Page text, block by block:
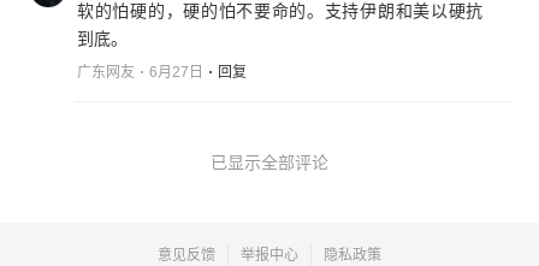
软的怕硬的，硬的怕不要命的。支持伊朗和美以硬抗
到底。
广东网友 6月27日 回复
已显示全部评论
意见反馈 举报中心 隐私政策